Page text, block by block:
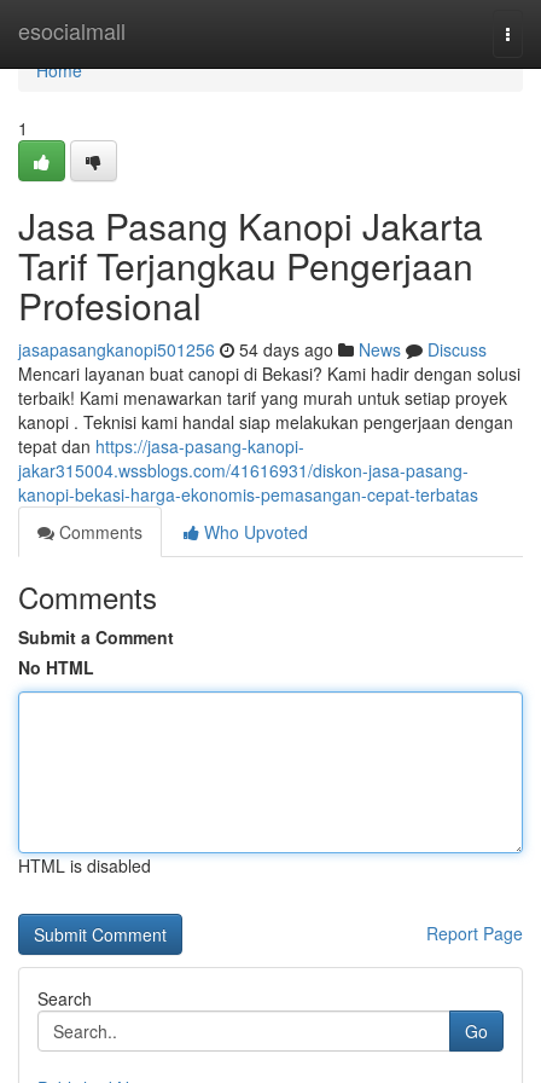
esocialmall
Home
Home
1
Jasa Pasang Kanopi Jakarta
Tarif Terjangkau Pengerjaan
Profesional
jasapasangkanopi501256 54 days ago News
Discuss
Mencari layanan buat canopi di Bekasi? Kami hadir dengan solusi
terbaik! Kami menawarkan tarif yang murah untuk setiap proyek
kanopi . Teknisi kami handal siap melakukan pengerjaan dengan
tepat dan https://jasa-pasang-kanopi-
jakar315004.wssblogs.com/41616931/diskon-jasa-pasang-
kanopi-bekasi-harga-ekonomis-pemasangan-cepat-terbatas
Comments
Who Upvoted
Comments
Submit a Comment
No HTML
HTML is disabled
Report Page
Search
Go